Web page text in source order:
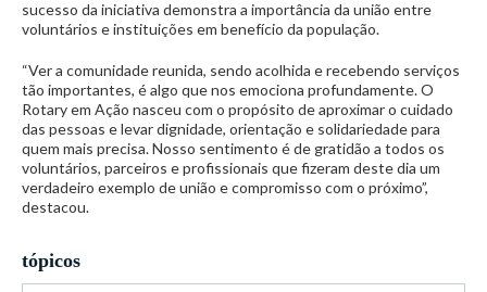
sucesso da iniciativa demonstra a importância da união entre
voluntários e instituições em benefício da população.
“Ver a comunidade reunida, sendo acolhida e recebendo serviços
tão importantes, é algo que nos emociona profundamente. O
Rotary em Ação nasceu com o propósito de aproximar o cuidado
das pessoas e levar dignidade, orientação e solidariedade para
quem mais precisa. Nosso sentimento é de gratidão a todos os
voluntários, parceiros e profissionais que fizeram deste dia um
verdadeiro exemplo de união e compromisso com o próximo”,
destacou.
tópicos